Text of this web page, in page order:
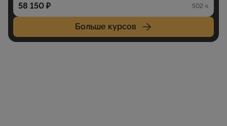
58 150 ₽
502 ч.
Больше курсов